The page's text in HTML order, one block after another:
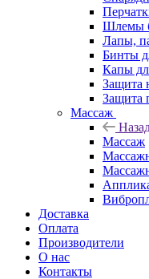
Шлемы
Лапы,
Бинты
Капы
Защита
Защита
Массаж
Массаж
Доставка
Оплата
Производители
О нас
Контакты